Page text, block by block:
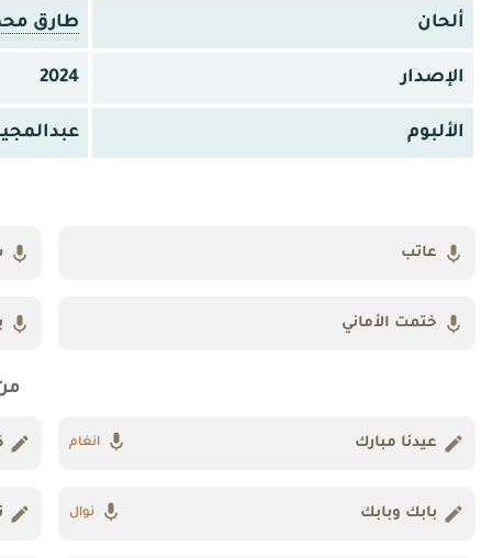
ألحان طارق
الإصدار 2024
الألبوم عبدالمجيد
عاتب
ختمت الأماني
عيدنا مبارك انغام
بابك وبابك نوال